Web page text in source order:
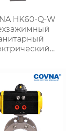
HK60-Q-W